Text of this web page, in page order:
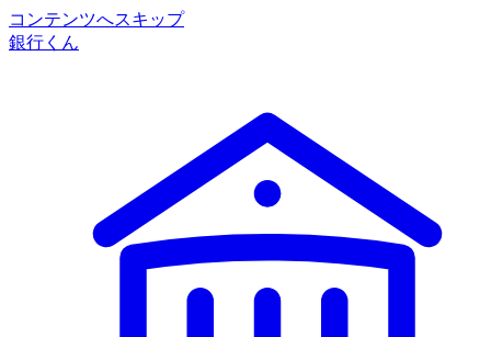
コンテンツへスキップ
銀行くん